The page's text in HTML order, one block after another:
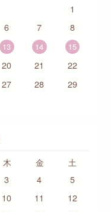
1
6 7 8
13 14
15
20 21 22
27 28 29
木 金
土
3 4 5
10 11 12